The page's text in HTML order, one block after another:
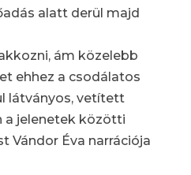
alatt derül majd
ám közelebb
ehhez a csodálatos
látványos, vetített
a jelenetek közötti
Vándor Éva narrációja